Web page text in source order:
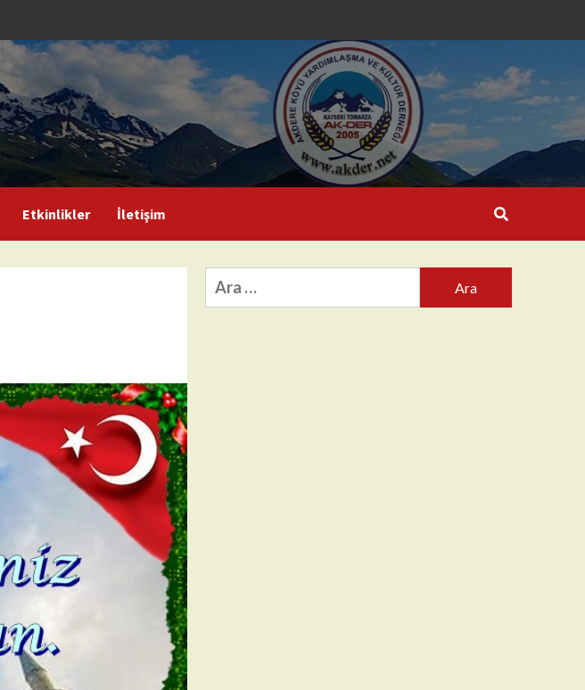
Etkinlikler İletişim
Arama: